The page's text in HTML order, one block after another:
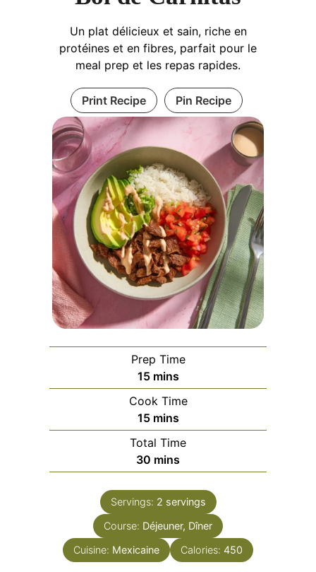
Un plat délicieux et sain, riche en
protéines et en fibres, parfait pour le
meal prep et les repas rapides.
Print Recipe Pin Recipe
Prep Time
15minutes
mins
Cook Time
15minutes
mins
Total Time
30 minutes
mins
Servings: 2 servings
Course: Déjeuner, Dîner
Cuisine: Mexicaine Calories: 450